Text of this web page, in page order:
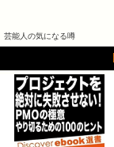
芸能人の気になる噂